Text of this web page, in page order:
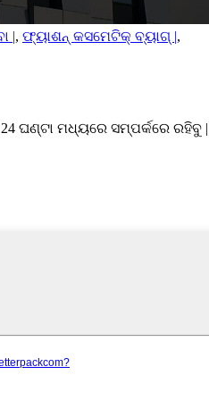
|, ଫ୍ୟାଶନ୍ କସମେଟିକ୍ ବ୍ୟାଗ୍ |,
ଘଣ୍ଟା ମଧ୍ୟରେ ସମ୍ପର୍କରେ ରହିବୁ |